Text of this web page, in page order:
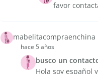
favor
mabelitacompraenchina
hace 5 años
busco un
Hola soy español